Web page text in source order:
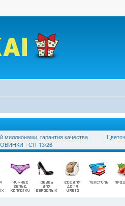
гарантия качества
- СП-13/26